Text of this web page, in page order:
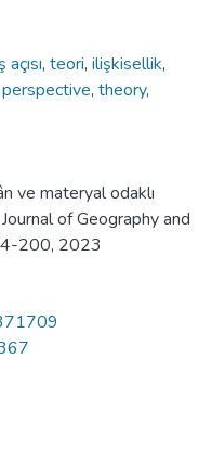
, teori, ilişkisellik,
, theory,
ve materyal odaklı
of Geography and
200, 2023